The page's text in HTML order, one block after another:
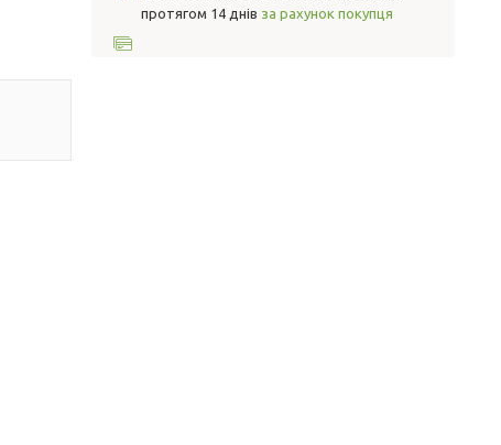
протягом 14 днів за рахунок покупця